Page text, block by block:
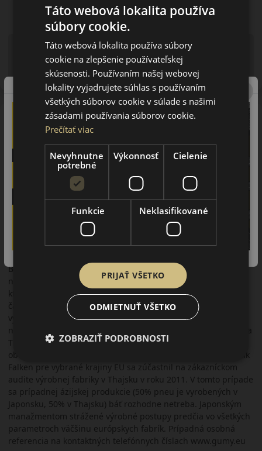
O značke
Spoločnosť Falken bola založená v roku 1983 japonským
koncernom Sumitomo. Koncern do ktorého patrí aj značka
Falken vyrába v rovnakej továrni a na rovnakej linke aj
pneumatiky Dunlop. Predchodcom značky Falken bola značka
severnej Ameriky a Japonska. Vďaka využitiu najmodernejších
technológií a povestnej japonskej precíznosti získate za cenu
pneumatiky stredného segmentu produkt prémiovej kvality a
výkonu. Vďaka výsledkom japonského výskumu a vývoja sú
Bridgestone, Dunlop, Pirelli.., avšak za cenu o kategóriu
nižšiu. Obľúbená je najmä u dynamickejších vodičov na
ktorých sa primárne orientuje. Vďaka rozmerovej škále sa
často používa aj u tuningových áut. V kategórii
vysokovýkonných športových áut, luxusných limuzín a SUV je
najlepšou voľbou. Pneumatiky Falken sa vyrábajú v Japonsku a
Thajsku. Tím spoločnosti AKH Slovakia s.r.o. (prevádzkovateľ
obchodného portálu www.gumy.eu) ako importéra pneumatík
Falken pre vybrané krajiny EU sa zúčastnil na zákazníckom
audite výrobnej fabriky v Thajsku v roku 2011. V tomto prípade
sa prípadnej ázijskej produkcie (50% pneu je vyrobených v
Japonsku, 50% v Thajsku) báť rozhodne netreba. Japonským
manažmentom strážené výrobné postupy predčia vo všetkých
parametroch väčšinu európskych fabrík. Prípadná osobná
referencia na kontaktných telefónnych číslach www.gumy.eu
Upozornenie! Hodnoty na štítku sú len informatívneho
charakteru. Môžu byť dodané pneumatiky aj s EU štítkami v
zmysle doposiaľ platnej (predchádzajúcej) legislatívy.
Táto webová lokalita používa
súbory cookie.
Táto webová lokalita používa súbory
cookie na zlepšenie používateľskej
skúsenosti. Používaním našej webovej
lokality vyjadrujete súhlas s používaním
všetkých súborov cookie v súlade s našimi
zásadami používania súborov cookie.
Prečítať viac
Nevyhnutne
potrebné
Výkonnosť Cielenie
Funkcie Neklasifikované
PRIJAŤ VŠETKO
ODMIETNUŤ VŠETKO
ZOBRAZIŤ PODROBNOSTI